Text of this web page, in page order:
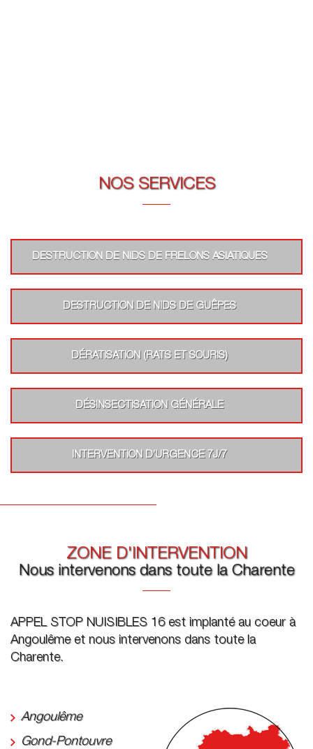
NOS SERVICES
DESTRUCTION DE NIDS DE FRELONS ASIATIQUES
DESTRUCTION DE NIDS DE GUÊPES
DÉRATISATION (RATS ET SOURIS)
DÉSINSECTISATION GÉNÉRALE
INTERVENTION D’URGENCE 7J/7
ZONE D'INTERVENTION
Nous intervenons dans toute la Charente
APPEL STOP NUISIBLES 16 est implanté au coeur à
Angoulême et nous intervenons dans toute la
Charente.
Angoulême
Gond-Pontouvre